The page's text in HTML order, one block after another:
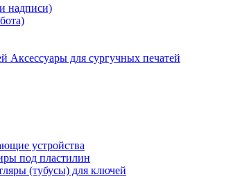
надписи)
Аксессуары для сургучных печатей
устройства
под пластилин
(тубусы) для ключей